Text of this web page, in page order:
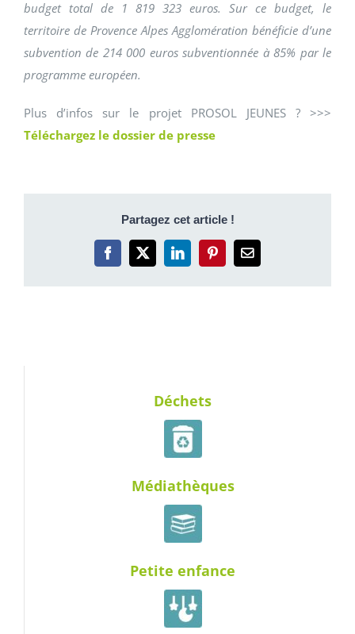
budget total de 1 819 323 euros. Sur ce budget, le
territoire de Provence Alpes Agglomération bénéficie d’une
subvention de 214 000 euros subventionnée à 85% par le
programme européen.
Plus d’infos sur le projet PROSOL JEUNES ? >>>
Téléchargez le dossier de presse
Partagez cet article !
Facebook
X LinkedInPinterestEmail
Déchets
Médiathèques
Petite enfance